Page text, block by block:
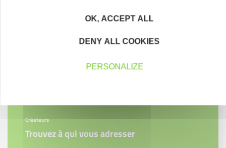
Cliquez ici
Créateurs
Trouvez à qui vous adresser
OK, ACCEPT ALL
DENY ALL COOKIES
PERSONALIZE